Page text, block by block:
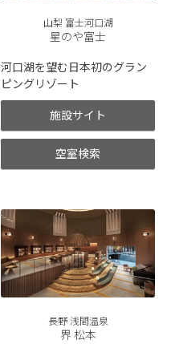
山梨 富士河口湖
星のや富士
河口湖を望む日本初のグラン
ピングリゾート
施設サイト
空室検索
長野 浅間温泉
界 松本